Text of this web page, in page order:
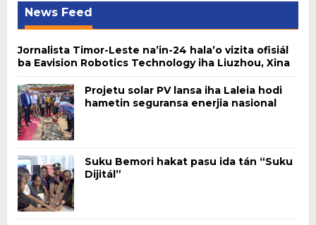
News Feed
Jornalista Timor-Leste na’in-24 hala’o vizita ofisiál
ba Eavision Robotics Technology iha Liuzhou, Xina
Projetu solar PV lansa iha Laleia hodi
hametin seguransa enerjia nasional
Suku Bemori hakat pasu ida tán “Suku
Dijitál”